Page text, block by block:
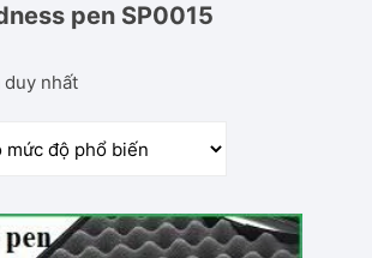
pen SP0015
nhất